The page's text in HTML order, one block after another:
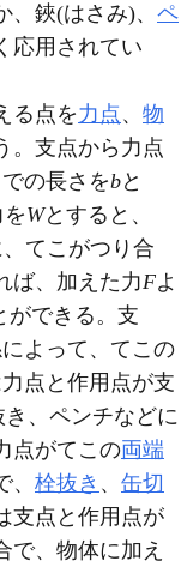
鋏(はさみ)、 ペ
応用されてい
る点を力点 、 物
。支点から力点
の長さをbと
Wとすると、
てこがつり合
ば、加えた力Fよ
ができる。支
よって、てこの
点と作用点が支
き、ペンチなどに
点がてこの両端
栓抜き 、 缶切
支点と作用点が
で、物体に加え